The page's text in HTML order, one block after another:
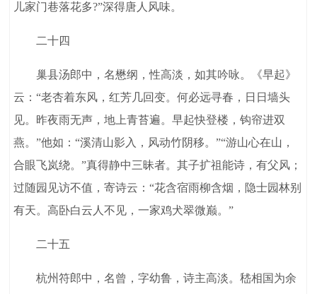
儿家门巷落花多?”深得唐人风味。
二十四
巢县汤郎中，名懋纲，性高淡，如其吟咏。《早起》
云：“老杏着东风，红芳几回变。何必远寻春，日日墙头
见。昨夜雨无声，地上青苔遍。早起快登楼，钩帘进双
燕。”他如：“溪清山影入，风动竹阴移。”“游山心在山，
合眼飞岚绕。”真得静中三昧者。其子扩祖能诗，有父风；
过随园见访不值，寄诗云：“花含宿雨柳含烟，隐士园林别
有天。高卧白云人不见，一家鸡犬翠微巅。”
二十五
杭州符郎中，名曾，字幼鲁，诗主高淡。嵇相国为余